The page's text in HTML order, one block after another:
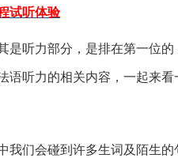
试听体验
是听力部分，是排在第一位
听力的相关内容，一起来看
我们会碰到许多生词及陌生